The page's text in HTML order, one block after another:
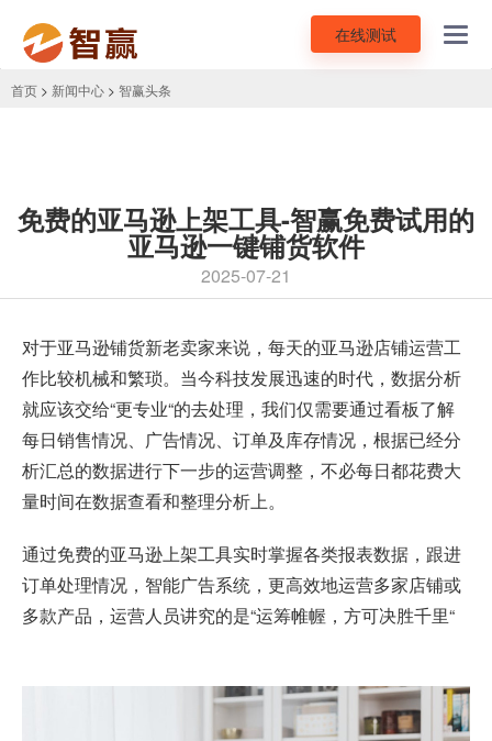
在线测试
首页 > 新闻中心 > 智赢头条
免费的亚马逊上架工具-智赢免费试用的
亚马逊一键铺货软件
2025-07-21
对于亚马逊铺货新老卖家来说，每天的亚马逊店铺运营工
作比较机械和繁琐。当今科技发展迅速的时代，数据分析
就应该交给“更专业“的去处理，我们仅需要通过看板了解
每日销售情况、广告情况、订单及库存情况，根据已经分
析汇总的数据进行下一步的运营调整，不必每日都花费大
量时间在数据查看和整理分析上。
通过免费的亚马逊上架工具实时掌握各类报表数据，跟进
订单处理情况，智能广告系统，更高效地运营多家店铺或
多款产品，运营人员讲究的是“运筹帷幄，方可决胜千里“